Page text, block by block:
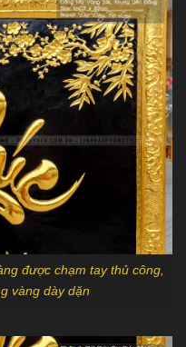
được chạm tay thủ công,
vàng dày dặn